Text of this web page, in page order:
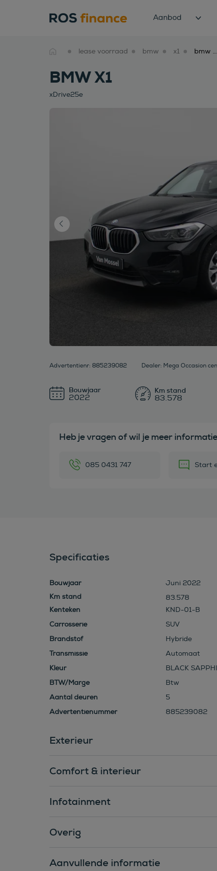
Aanbod
lease voorraad bmw x1 bmw x1 xdrive25e
BMW X1
xDrive25e
Advertentienr: 885239082
Bouwjaar
2022 83.578
Heb je vragen of wil je meer
085 0431 747 Start
Specificaties
Bouwjaar
Juni 2022
83.578
Kenteken
KND-01-B
Carrosserie
SUV
Brandstof
Hybride
Transmissie
Automaat
Kleur
BLACK
BTW/Marge
Btw
Aantal deuren
5
Advertentienummer
885239082
Exterieur
Comfort & interieur
Infotainment
Overig
Aanvullende informatie